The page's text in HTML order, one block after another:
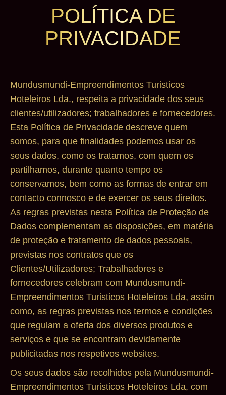
POLÍTICA DE
PRIVACIDADE
Mundusmundi-Empreendimentos Turisticos
Hoteleiros Lda., respeita a privacidade dos seus
clientes/utilizadores; trabalhadores e fornecedores.
Esta Política de Privacidade descreve quem
somos, para que finalidades podemos usar os
seus dados, como os tratamos, com quem os
partilhamos, durante quanto tempo os
conservamos, bem como as formas de entrar em
contacto connosco e de exercer os seus direitos.
As regras previstas nesta Política de Proteção de
Dados complementam as disposições, em matéria
de proteção e tratamento de dados pessoais,
previstas nos contratos que os
Clientes/Utilizadores; Trabalhadores e
fornecedores celebram com Mundusmundi-
Empreendimentos Turisticos Hoteleiros Lda, assim
como, as regras previstas nos termos e condições
que regulam a oferta dos diversos produtos e
serviços e que se encontram devidamente
publicitadas nos respetivos websites.
Os seus dados são recolhidos pela Mundusmundi-
Empreendimentos Turisticos Hoteleiros Lda, com